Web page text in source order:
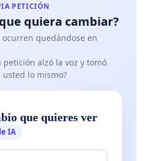
PETICIÓN
quiera cambiar?
ocurren quedándose en
petición alzó la voz y tomó
usted lo mismo?
que quieres ver
IA